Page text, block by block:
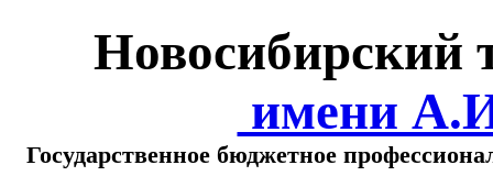
Новосибирский
имени
Государственное бюджетное